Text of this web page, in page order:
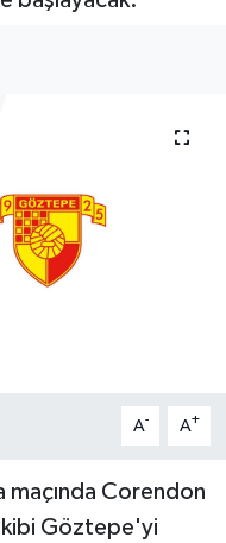
A- A+
Corendon
Göztepe'yi